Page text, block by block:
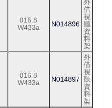
016.8
W433a
N014896
外
借
視
聽
資
料
架
016.8
W433a
N014897
外
借
視
聽
資
料
架